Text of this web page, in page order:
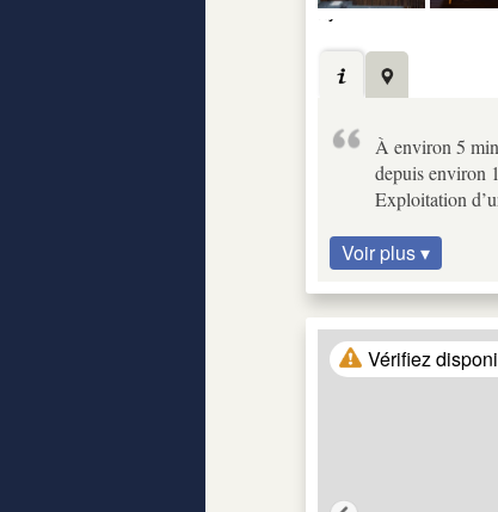
À environ 5
depuis environ
Exploitation
Voir plus ▾
Vérifiez